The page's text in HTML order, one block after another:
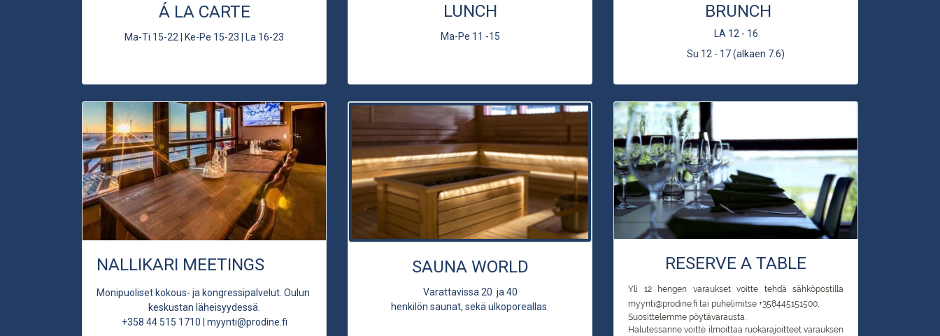
Á LA CARTE
Ma-Ti 15-22 | Ke-Pe 15-23 | La 16-23
LUNCH
Ma-Pe 11 -15
BRUNCH
LA 12 - 16
Su 12 - 17 (alkaen 7.6)
NALLIKARI MEETINGS
Monipuoliset kokous- ja kongressipalvelut. Oulun
keskustan läheisyydessä.
+358 44 515 1710 | myynti@prodine.fi
SAUNA WORLD
Varattavissa 20 ja 40
henkilön saunat, sekä ulkoporeallas.
RESERVE A TABLE
Yli 12 hengen varaukset voitte tehdä sähköpostilla
myynti@prodine.fi tai puhelimitse +358445151500,
Suosittelemme pöytävarausta.
Halutessanne voitte ilmoittaa ruokarajoitteet varauksen